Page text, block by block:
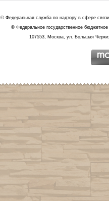
© Федеральная служба по надзору в сфере
© Федеральное государственное
107553, Москва, ул. Большая